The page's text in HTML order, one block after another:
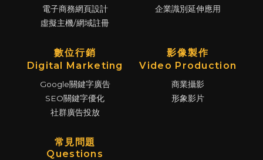
電子商務網頁設計
虛擬主機/網域註冊
企業識別延伸應用
數位行銷
Digital Marketing
Google關鍵字廣告
SEO關鍵字優化
社群廣告投放
影像製作
Video Production
商業攝影
形象影片
常見問題
Questions